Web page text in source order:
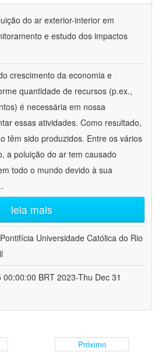
do ar exterior-interior em
e estudo dos impactos
crescimento da economia e
quantidade de recursos (p.ex.,
é necessária em nossa
essas atividades. Como resultado,
têm sido produzidos. Entre os vários
a poluição do ar tem causado
todo o mundo devido à sua
leia mais
Pontifícia Universidade Católica do Rio
00:00:00 BRT 2023-Thu Dec 31
Próximo